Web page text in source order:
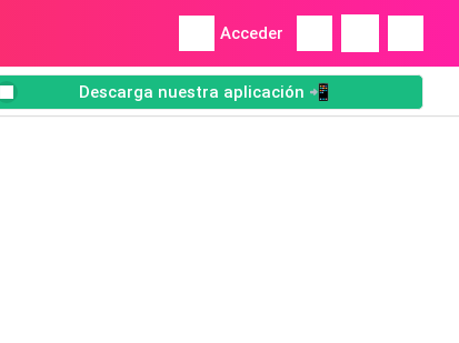
Acceder
Descarga nuestra aplicación 📲